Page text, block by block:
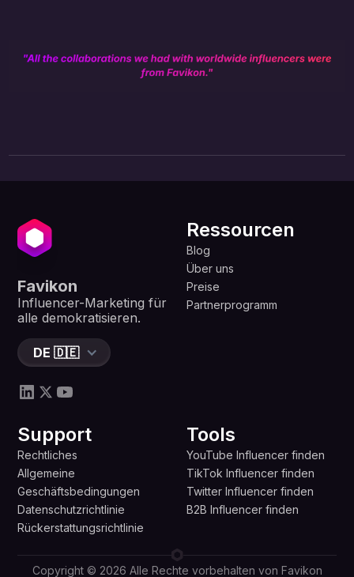
Favikon
Influencer-Marketing für
alle demokratisieren.
DE 🇩🇪
Ressourcen
Blog
Über uns
Preise
Partnerprogramm
Support
Rechtliches
Allgemeine
Geschäftsbedingungen
Datenschutzrichtlinie
Rückerstattungsrichtlinie
Tools
YouTube Influencer finden
TikTok Influencer finden
Twitter Influencer finden
B2B Influencer finden
Copyright © 2026 Alle Rechte vorbehalten von Favikon